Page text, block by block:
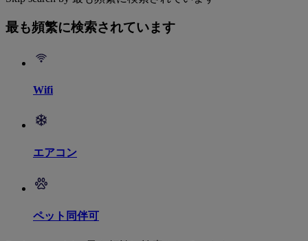
最も頻繁に検索されています
Wifi
エアコン
ペット同伴可